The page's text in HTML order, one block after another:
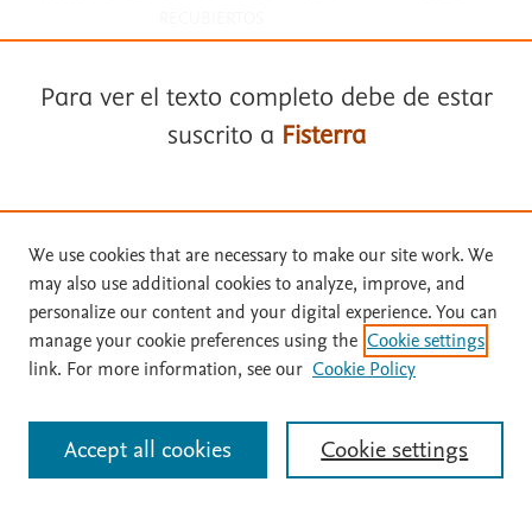
CON PELICULA
VIVANTA 15MG
CON PELICULA
EFG
RIVAROXABAN
VIVANTA 20MG
RECUBIERTOS
Para ver el texto completo debe de estar
suscrito a Fisterra
Solicite una prueba gratuita
Identificarse
We use cookies that are necessary to make our site work. We
may also use additional cookies to analyze, improve, and
personalize our content and your digital experience. You can
manage your cookie preferences using the Cookie settings
link. For more information, see our Cookie Policy
Cookie settings
Accept all cookies